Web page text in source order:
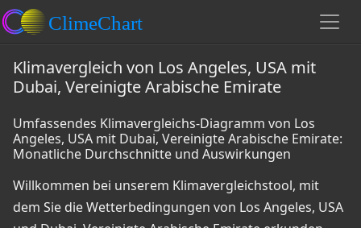
Klimavergleich von Los Angeles, USA mit
Dubai, Vereinigte Arabische Emirate
Umfassendes Klimavergleichs-Diagramm von Los
Angeles, USA mit Dubai, Vereinigte Arabische Emirate:
Monatliche Durchschnitte und Auswirkungen
Willkommen bei unserem Klimavergleichstool, mit
dem Sie die Wetterbedingungen von Los Angeles, USA